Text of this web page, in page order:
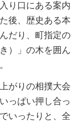
り口にある案内
後、歴史ある本
だり、町指定の
）」の木を囲ん
がりの相撲大会
っぱい押し合っ
いったりと、全